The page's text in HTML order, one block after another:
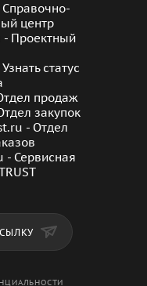
внутри помещения,
козырек)
центр
Проектный
статус
продаж
закупок
- Отдел
- Сервисная